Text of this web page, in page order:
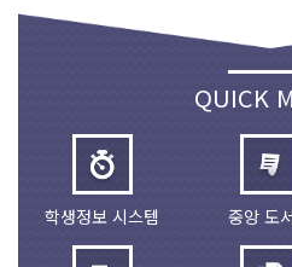
QUICK
학생정보 시스템 중앙 도